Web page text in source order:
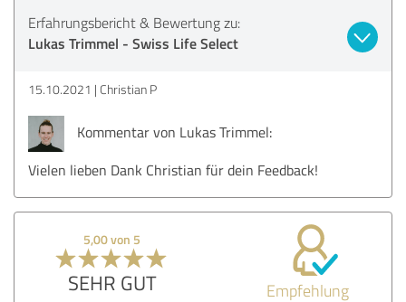
Erfahrungsbericht & Bewertung zu:
Lukas Trimmel - Swiss Life Select
15.10.2021 Christian P
Kommentar von Lukas Trimmel:
Vielen lieben Dank Christian für dein Feedback!
5,00 von 5
SEHR GUT Empfehlung